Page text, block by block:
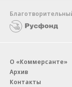
О «Коммерсанте»
Архив
Контакты